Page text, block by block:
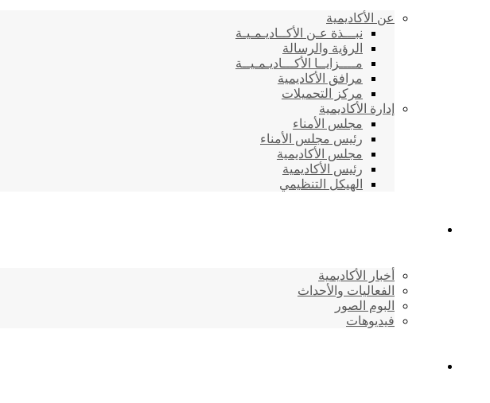
عن الأكاديمية
نبـــذة عـن الأكــاديـمـيـة
الرؤية والرسالة
مــــزايــا الأكـــاديـمـيــة
مرافق الأكاديمية
مركز التحميلات
إدارة الأكاديمية
مجلس الأمناء
رئيس مجلس الأمناء
مجلس الأكاديمية
رئيس الأكاديمية
الهيكل التنظيمي
أخبار الأكاديمية
الفعاليات والأحداث
البوم الصور
فيديوهات